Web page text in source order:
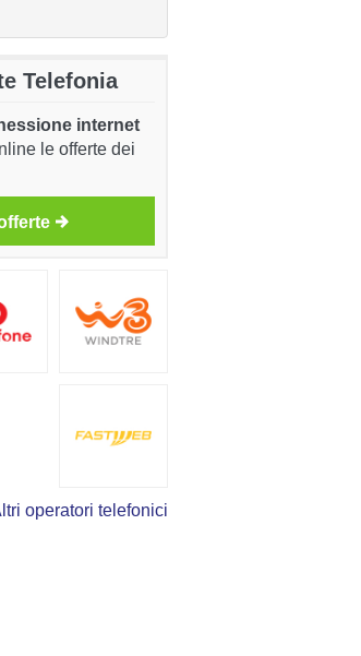
Telefonia
internet
le offerte dei
operatori telefonici